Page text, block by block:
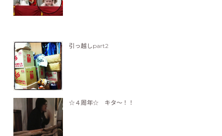
引っ越しpart2
☆４周年☆ キタ〜！！